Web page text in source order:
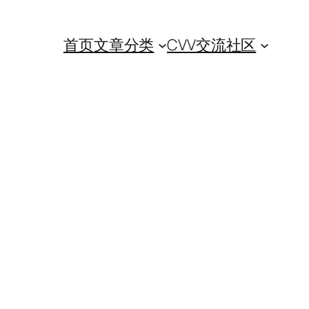
首页文章分类 CVV交流社区